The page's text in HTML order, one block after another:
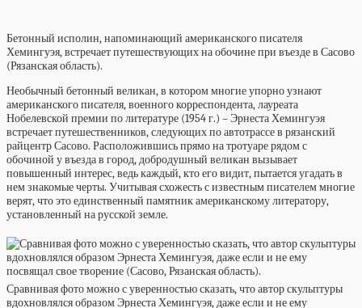
Бетонный исполин, напоминающий американского писателя
Хемингуэя, встречает путешествующих на обочине при въезде в Сасово
(Рязанская область).
Необычный бетонный великан, в котором многие упорно узнают
американского писателя, военного корреспондента, лауреата
Нобелевской премии по литературе (1954 г.) – Эрнеста Хемингуэя
встречает путешественников, следующих по автотрассе в рязанский
райцентр Сасово. Расположившись прямо на тротуаре рядом с
обочиной у въезда в город, добродушный великан вызывает
повышенный интерес, ведь каждый, кто его видит, пытается угадать в
нем знакомые черты. Учитывая схожесть с известным писателем многие
верят, что это единственный памятник американскому литератору,
установленный на русской земле.
Сравнивая фото можно с уверенностью сказать, что автор скульптуры
вдохновлялся образом Эрнеста Хемингуэя, даже если и не ему